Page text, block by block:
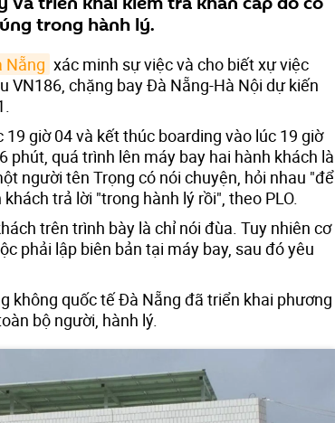
trong hành lý.
Nẵng xác minh sự việc và cho biết xự việc
VN186, chặng bay Đà Nẵng-Hà Nội dự kiến
giờ 04 và kết thúc boarding vào lúc 19 giờ
phút, quá trình lên máy bay hai hành khách là
người tên Trọng có nói chuyện, hỏi nhau "để
trả lời "trong hành lý rồi", theo PLO.
trên trình bày là chỉ nói đùa. Tuy nhiên cơ
phải lập biên bản tại máy bay, sau đó yêu
không quốc tế Đà Nẵng đã triển khai phương
bộ người, hành lý.